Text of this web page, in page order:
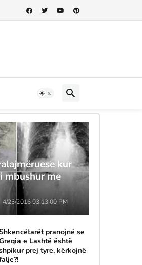
kur
mbushur me
4/23/2016 03:13:00 PM
pranojnë se
e Lashtë është
prej tyre, kërkojnë